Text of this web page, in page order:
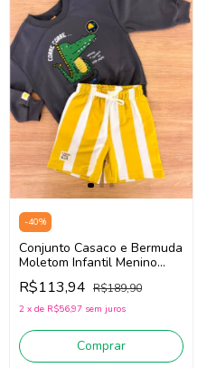
-40%
Conjunto Casaco e Bermuda
Moletom Infantil Menino
Três e Já 62478
(Cinza/Amarelo)
R$113,94 R$189,90
2 x de R$56,97 sem juros
Comprar